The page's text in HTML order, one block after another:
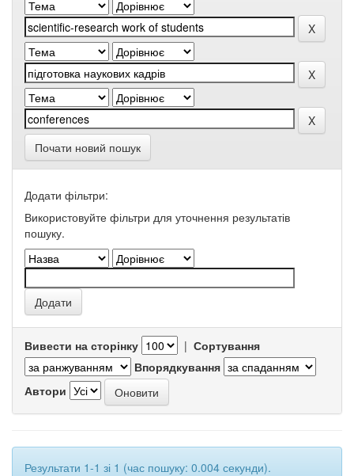
Почати новий пошук
Додати фільтри:
Використовуйте фільтри для уточнення результатів
пошуку.
Вивести на сторінку | Сортування
Впорядкування
Автори
Результати 1-1 зі 1 (час пошуку: 0.004 секунди).